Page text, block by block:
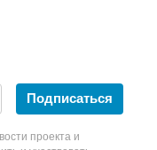
Подписаться
проекта и